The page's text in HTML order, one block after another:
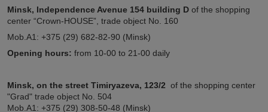
Minsk, Independence Avenue 154 building D of the shopping
center “Crown-HOUSE”, trade object No. 160
Mob.A1: +375 (29) 682-82-90 (Minsk)
Opening hours: from 10-00 to 21-00 daily
Minsk, on the street Timiryazeva, 123/2 of the shopping center
"Grad" trade object No. 504
Mob.A1: +375 (29) 308-50-48 (Minsk)